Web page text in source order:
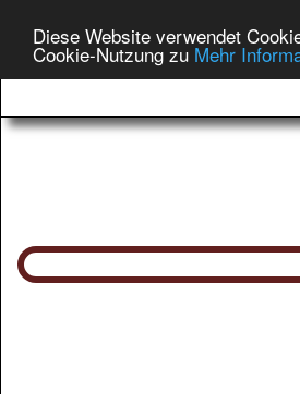
Diese Website verwendet
Cookie-Nutzung zu Mehr